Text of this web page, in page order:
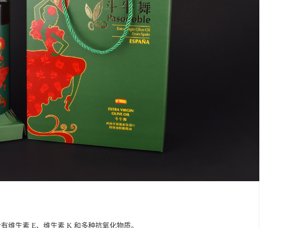
维生素 E、维生素 K 和多种抗氧化物质。